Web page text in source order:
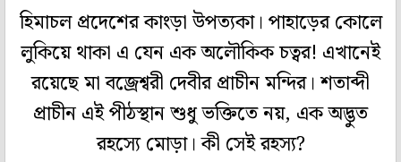
হিমাচল প্রদেশের কাংড়া উপত্যকা। পাহাড়ের কোলে
লুকিয়ে থাকা এ যেন এক অলৌকিক চত্বর! এখানেই
রয়েছে মা বজ্রেশ্বরী দেবীর প্রাচীন মন্দির। শতাব্দী
প্রাচীন এই পীঠস্থান শুধু ভক্তিতে নয়, এক অদ্ভুত
রহস্যে মোড়া। কী সেই রহস্য?